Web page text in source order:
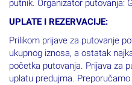
putnik. Organizator putovanja:
UPLATE I REZERVACIJE:
Prilikom prijave za putovanje
ukupnog iznosa, a ostatak
početka putovanja. Prijava za
uplatu predujma.